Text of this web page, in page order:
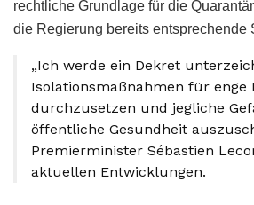
rechtliche Grundlage für die
die Regierung bereits entsprechende
„Ich werde ein Dekret
Isolationsmaßnahmen für enge
durchzusetzen und jegliche
öffentliche Gesundheit
Premierminister Sébastien
aktuellen Entwicklungen.